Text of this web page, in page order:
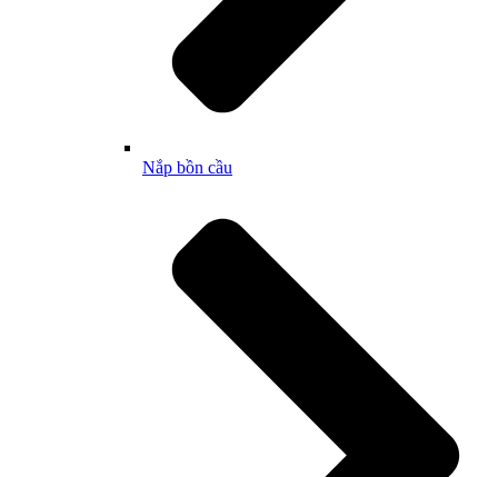
Nắp bồn cầu